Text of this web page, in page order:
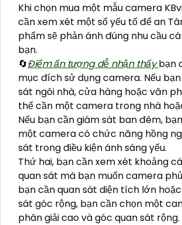
Khi chọn mua một mẫu camera
cần xem xét một số yếu tố để an
phẩm sẽ phản ánh đúng nhu cầu
bạn.
🔄Điểm ấn tượng dễ nhận thấybạn
mục đích sử dụng camera. Nếu
sát ngôi nhà, cửa hàng hoặc văn
thể cần một camera trong nhà
Nếu bạn cần giám sát ban đêm,
một camera có chức năng hồng
sát trong điều kiện ánh sáng yếu.
Thứ hai, bạn cần xem xét khoảng
quan sát mà bạn muốn camera
bạn cần quan sát diện tích lớn
sát góc rộng, bạn cần chọn một
phân giải cao và góc quan sát rộng.